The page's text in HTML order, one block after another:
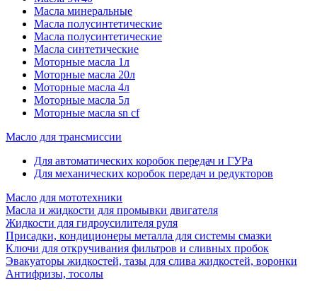
Масла минеральные
Масла полусинтетические
Масла полусинтетические
Масла синтетические
Моторные масла 1л
Моторные масла 20л
Моторные масла 4л
Моторные масла 5л
Моторные масла sn cf
Масло для трансмиссии
Для автоматических коробок передач и ГУРа
Для механических коробок передач и редукторов
Масло для мототехники
Масла и жидкости для промывки двигателя
Жидкости для гидроусилителя руля
Присадки, кондиционеры металла для системы смазки
Ключи для откручивания фильтров и сливных пробок
Эвакуаторы жидкостей, тазы для слива жидкостей, воронки
Антифризы, тосолы